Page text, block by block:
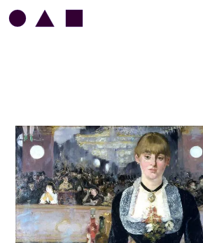
EDOUARD
CATALOGUE DES
CONTACT